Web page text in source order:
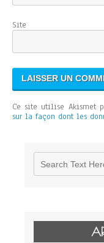
Ce site utilise Akismet
sur la façon dont les